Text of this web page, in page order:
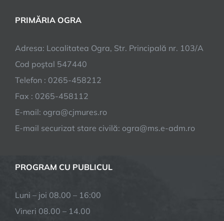
PRIMĂRIA OGRA
Adresa: Localitatea Ogra, Str. Principală nr. 103/A
Cod poştal 547440
Telefon : 0265-458212
Fax : 0265-458112
E-mail: ogra@cjmures.ro
E-mail securizat stare civilă: ogra@ms.e-adm.ro
PROGRAM CU PUBLICUL
Luni – joi 08.00 – 16:00
Vineri 08.00 – 14.00